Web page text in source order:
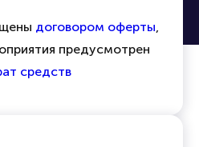
договором оферты,
предусмотрен
средств